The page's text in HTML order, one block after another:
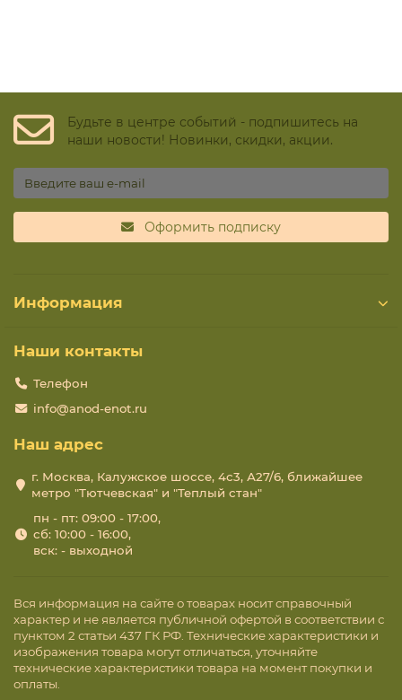
Будьте в центре событий - подпишитесь на
наши новости! Новинки, скидки, акции.
Оформить подписку
Информация
Наши контакты
Телефон
info@anod-enot.ru
Наш адрес
г. Москва, Калужское шоссе, 4с3, А27/6, ближайшее
метро "Тютчевская" и "Теплый стан"
пн - пт: 09:00 - 17:00,
сб: 10:00 - 16:00,
вск: - выходной
Вся информация на сайте о товарах носит справочный
характер и не является публичной офертой в соответствии с
пунктом 2 статьи 437 ГК РФ. Технические характеристики и
изображения товара могут отличаться, уточняйте
технические характеристики товара на момент покупки и
оплаты.